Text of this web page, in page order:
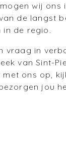
wij ons
de langst
de regio.
vraag in
van Sint-
ons op,
jou